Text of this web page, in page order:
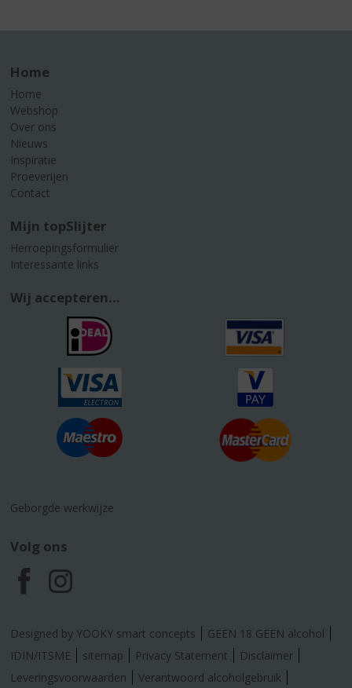
Home
Home
Webshop
Over ons
Nieuws
Inspiratie
Proeverijen
Contact
Mijn topSlijter
Herroepingsformulier
Interessante links
Wij accepteren...
Geborgde werkwijze
Volg ons
F
a
c
I
n
s
Designed by YOOKY smart concepts
GEEN 18 GEEN alcohol
IDIN/ITSME
sitemap Privacy Statement
Disclaimer
Leveringsvoorwaarden
Verantwoord alcoholgebruik